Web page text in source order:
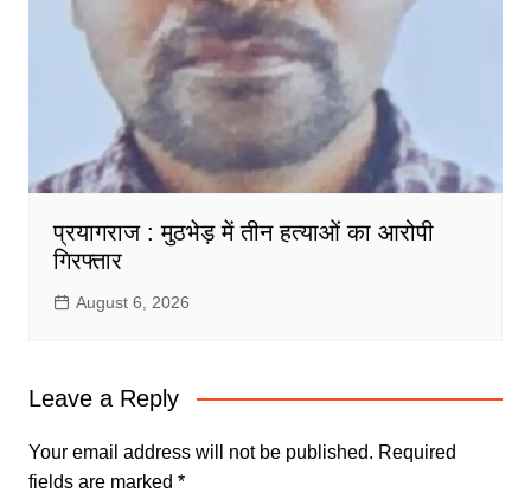
प्रयागराज : मुठभेड़ में तीन हत्याओं का आरोपी
गिरफ्तार
August 6, 2026
Leave a Reply
Your email address will not be published. Required
fields are marked *